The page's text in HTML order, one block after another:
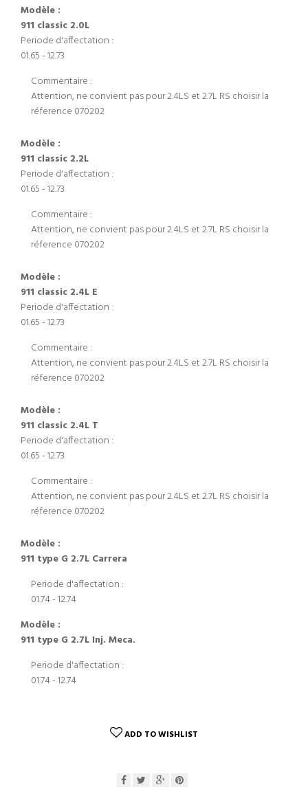
Modèle :
911 classic 2.0L
Periode d'affectation :
01.65 - 12.73
Commentaire :
Attention, ne convient pas pour 2.4LS et 2.7L RS choisir la
réference 070202
Modèle :
911 classic 2.2L
Periode d'affectation :
01.65 - 12.73
Commentaire :
Attention, ne convient pas pour 2.4LS et 2.7L RS choisir la
réference 070202
Modèle :
911 classic 2.4L E
Periode d'affectation :
01.65 - 12.73
Commentaire :
Attention, ne convient pas pour 2.4LS et 2.7L RS choisir la
réference 070202
Modèle :
911 classic 2.4L T
Periode d'affectation :
01.65 - 12.73
Commentaire :
Attention, ne convient pas pour 2.4LS et 2.7L RS choisir la
réference 070202
Modèle :
911 type G 2.7L Carrera
Periode d'affectation :
01.74 - 12.74
Modèle :
911 type G 2.7L Inj. Meca.
Periode d'affectation :
01.74 - 12.74
ADD TO WISHLIST